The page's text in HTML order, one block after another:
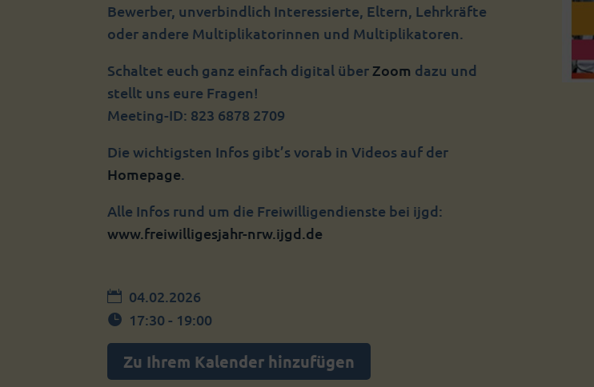
Bewerber, unverbindlich Interessierte, Eltern, Lehrkräfte
oder andere Multiplikatorinnen und Multiplikatoren.
Schaltet euch ganz einfach digital überZoom dazu und
stellt uns eure Fragen!
Meeting-ID: 823 6878 2709
Die wichtigsten Infos gibt’s vorab in Videos auf der
Homepage.
Alle Infos rund um die Freiwilligendienste bei ijgd:
www.freiwilligesjahr-nrw.ijgd.de
04.02.2026
17:30 - 19:00
Zu Ihrem Kalender hinzufügen